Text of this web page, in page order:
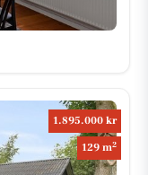
1.895.000 kr
129 m2